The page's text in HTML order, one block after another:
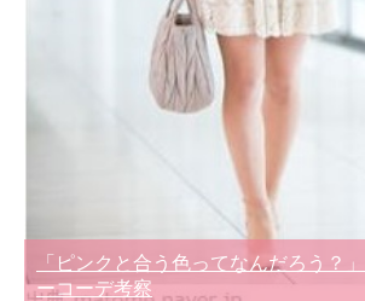
「ピンクと合う色ってなんだろう？
ーコーデ考察